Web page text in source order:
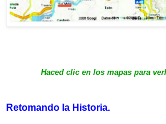
Haced clic en los mapas para
Retomando la Historia.